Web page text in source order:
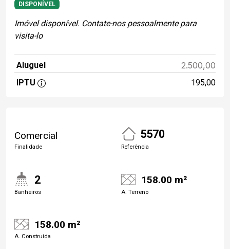
DISPONÍVEL
Imóvel disponível. Contate-nos pessoalmente para
visita-lo
Aluguel 2.500,00
IPTU 195,00
Comercial
Finalidade
5570
Referência
2
Banheiros
158.00 m²
A. Terreno
158.00 m²
A. Construída